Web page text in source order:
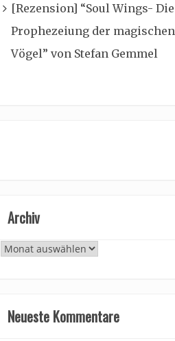
[Rezension] “Soul Wings- Die
Prophezeiung der magischen
Vögel” von Stefan Gemmel
Archiv
Archiv
Neueste Kommentare